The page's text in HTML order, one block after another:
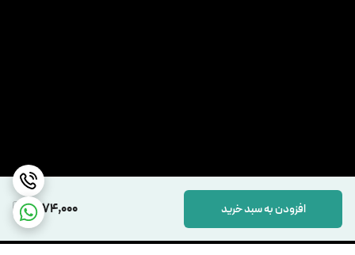
6,174,000 افزودن به سبد خرید